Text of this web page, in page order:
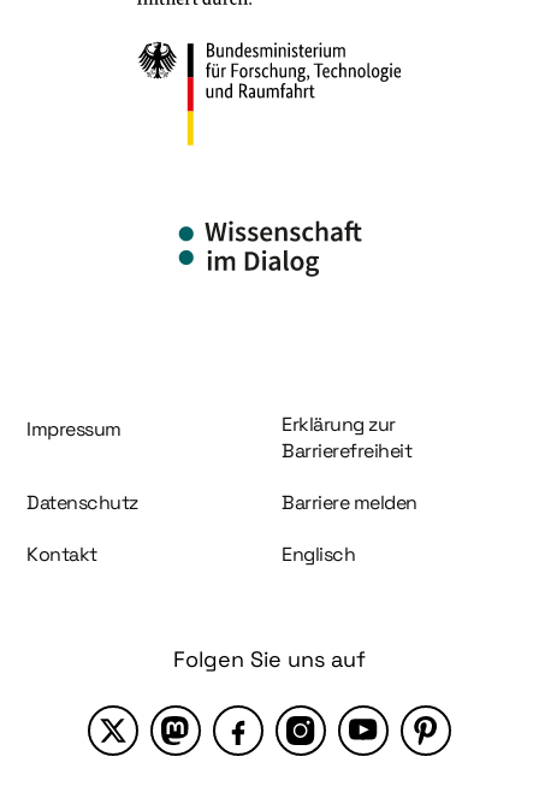
Information und Service
Impressum
Erklärung zur
Barrierefreiheit
Datenschutz Barriere melden
Kontakt Englisch
Folgen Sie uns auf